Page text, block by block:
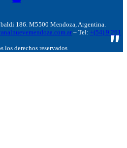
186. M5500 Mendoza, Argentina.
– Tel: +(54) 9 261
derechos reservados